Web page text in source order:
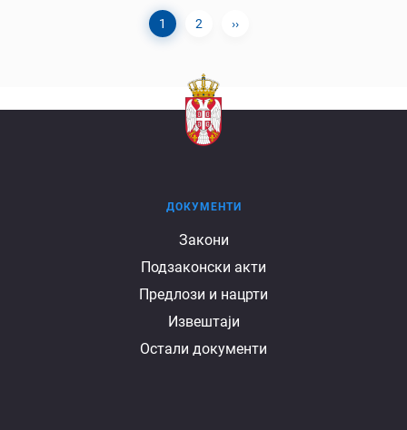
Current
1 Page
2
Next
››
ДОКУМЕНТИ
Закони
Подзаконски акти
Предлози и нацрти
Извештаји
Остали документи